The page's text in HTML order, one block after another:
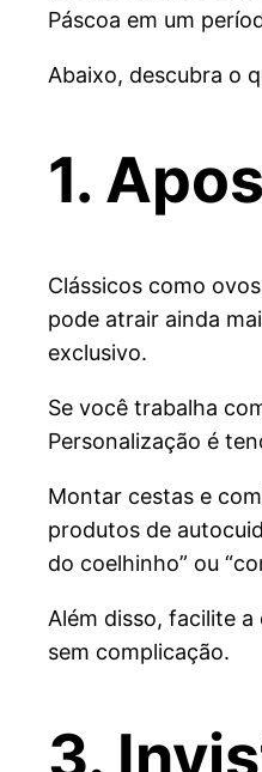
Páscoa em um
Abaixo, descubra o
1.
Clássicos como
pode atrair ainda
exclusivo.
Se você trabalha
Personalização é
Montar cestas e
produtos de
do coelhinho” ou
Além disso, facilite
sem complicação.